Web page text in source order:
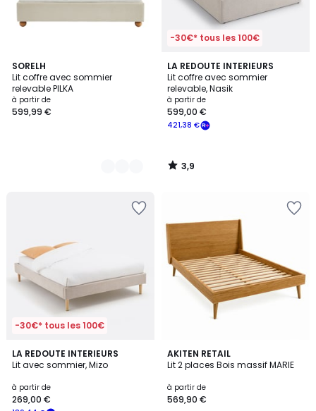
SORELH
Lit coffre avec sommier
relevable PILKA
à partir de
599,99 €
4
Couleurs
-30€* tous les 100€
LA REDOUTE INTERIEURS
Lit coffre avec sommier
relevable, Nasik
à partir de
421,38 €
599,00 €
3,9
/ 5
3,9
/
-30€* tous les 100€
LA REDOUTE INTERIEURS
Lit avec sommier, Mizo
à partir de
269,00 €
3,9
/ 5
2
Couleurs
AKITEN RETAIL
Lit 2 places Bois massif MARIE
à partir de
569,90 €
2
Couleurs